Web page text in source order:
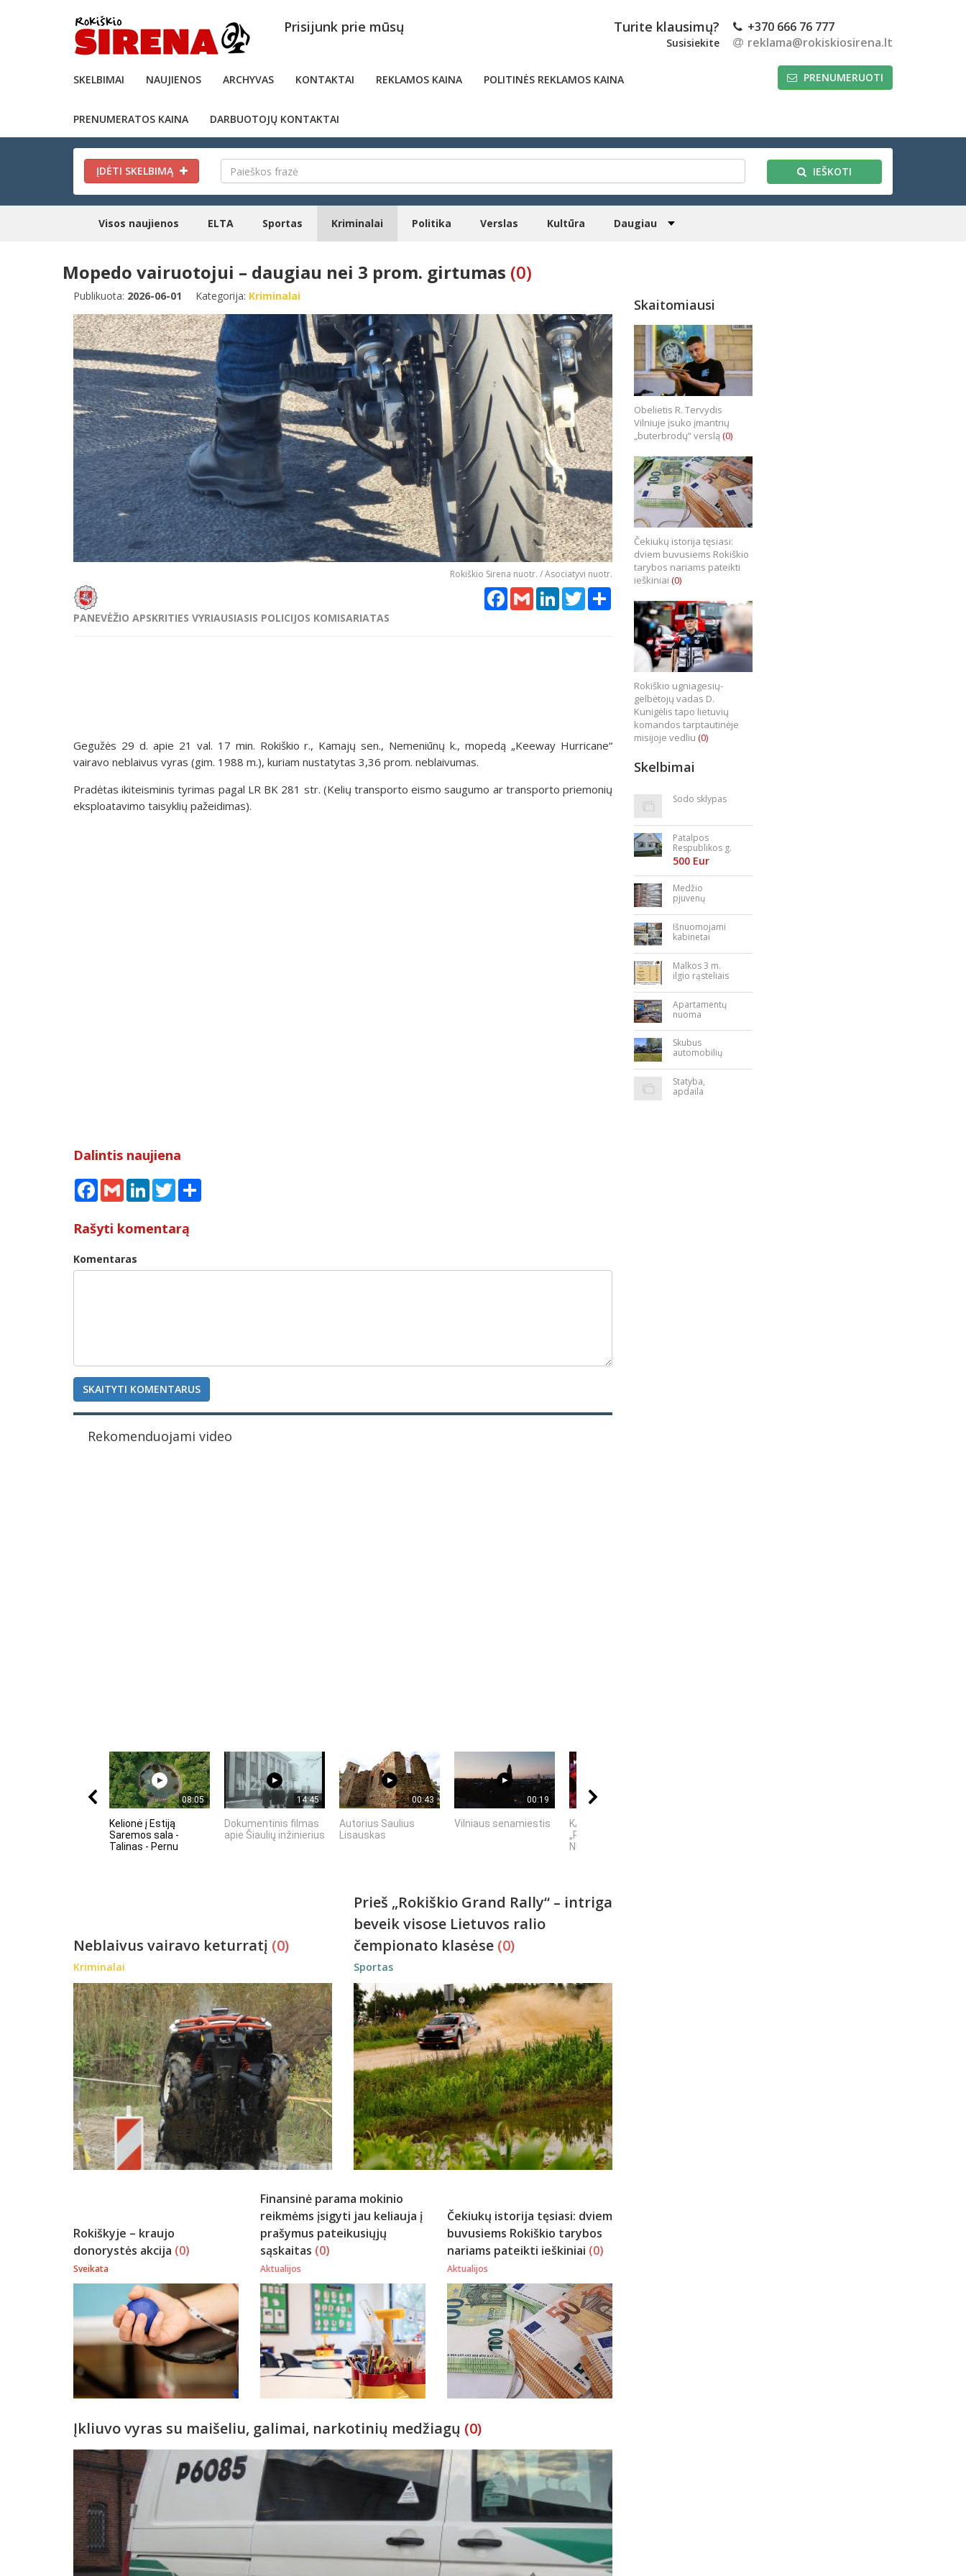
Prisijunk prie mūsų Turite klausimų?
Susisiekite
+370 666 76 777
reklama@rokiskiosirena.lt
SKELBIMAI NAUJIENOS ARCHYVAS KONTAKTAI REKLAMOS KAINA POLITINĖS REKLAMOS KAINA
PRENUMERATOS KAINA DARBUOTOJŲ KONTAKTAI
PRENUMERUOTI
ĮDĖTI SKELBIMĄ IEŠKOTI
Visos naujienos ELTA Sportas Kriminalai Politika Verslas Kultūra Daugiau
Mopedo vairuotojui – daugiau nei 3 prom. girtumas (0)
Publikuota: 2026-06-01 Kategorija: Kriminalai
Rokiškio Sirena nuotr. / Asociatyvi nuotr.
PANEVĖŽIO APSKRITIES VYRIAUSIASIS POLICIJOS KOMISARIATAS
Facebook
GmailLinkedInTwitterShare
Gegužės 29 d. apie 21 val. 17 min. Rokiškio r., Kamajų sen., Nemeniūnų k., mopedą „Keeway Hurricane“
vairavo neblaivus vyras (gim. 1988 m.), kuriam nustatytas 3,36 prom. neblaivumas.
Pradėtas ikiteisminis tyrimas pagal LR BK 281 str. (Kelių transporto eismo saugumo ar transporto priemonių
eksploatavimo taisyklių pažeidimas).
Dalintis naujiena
Facebook
Gmail LinkedInTwitter
Rašyti komentarą
Komentaras
SKAITYTI KOMENTARUS
Rekomenduojami video
08:05
Kelionė į Estiją
Saremos sala -
Talinas - Pernu
14:45
Dokumentinis filmas
apie Šiaulių inžinierius
00:43
Autorius Saulius
Lisauskas
00:19
Vilniaus senamiestis
KAIP KINIJA TAPO
„PASAULIO FABRIKU“:
NUTYLĖTA ISTORIJA
Neblaivus vairavo keturratį (0)
Kriminalai
Prieš „Rokiškio Grand Rally“ – intriga
beveik visose Lietuvos ralio
čempionato klasėse (0)
Sportas
Rokiškyje – kraujo
donorystės akcija (0)
Sveikata
Finansinė parama mokinio
reikmėms įsigyti jau keliauja į
prašymus pateikusiųjų
sąskaitas (0)
Aktualijos
Čekiukų istorija tęsiasi: dviem
buvusiems Rokiškio tarybos
nariams pateikti ieškiniai (0)
Aktualijos
Įkliuvo vyras su maišeliu, galimai, narkotinių medžiagų (0)
Skaitomiausi
Obelietis R. Tervydis
Vilniuje įsuko įmantrių
„buterbrodų“ verslą (0)
Čekiukų istorija tęsiasi:
dviem buvusiems Rokiškio
tarybos nariams pateikti
ieškiniai (0)
Rokiškio ugniagesių-
gelbėtojų vadas D.
Kunigėlis tapo lietuvių
komandos tarptautinėje
misijoje vedliu (0)
Skelbimai
Sodo sklypas
Patalpos
Respublikos g.
23
500 Eur
Medžio
pjuvenų
briketai
Išnuomojami
kabinetai
bės aikštėje
Malkos 3 m.
ilgio rąsteliais
Apartamentų
nuoma
Skubus
automobilių
Statyba,
apdaila